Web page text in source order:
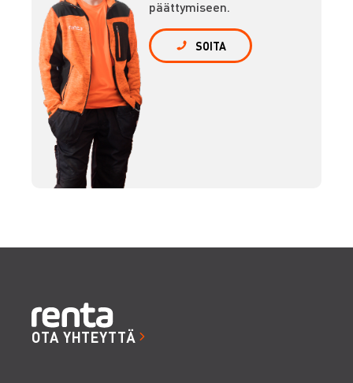
päättymiseen.
SOITA
OTA YHTEYTTÄ